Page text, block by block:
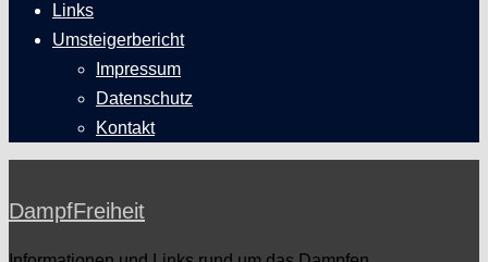
Links
Umsteigerbericht
Impressum
Datenschutz
Kontakt
DampfFreiheit